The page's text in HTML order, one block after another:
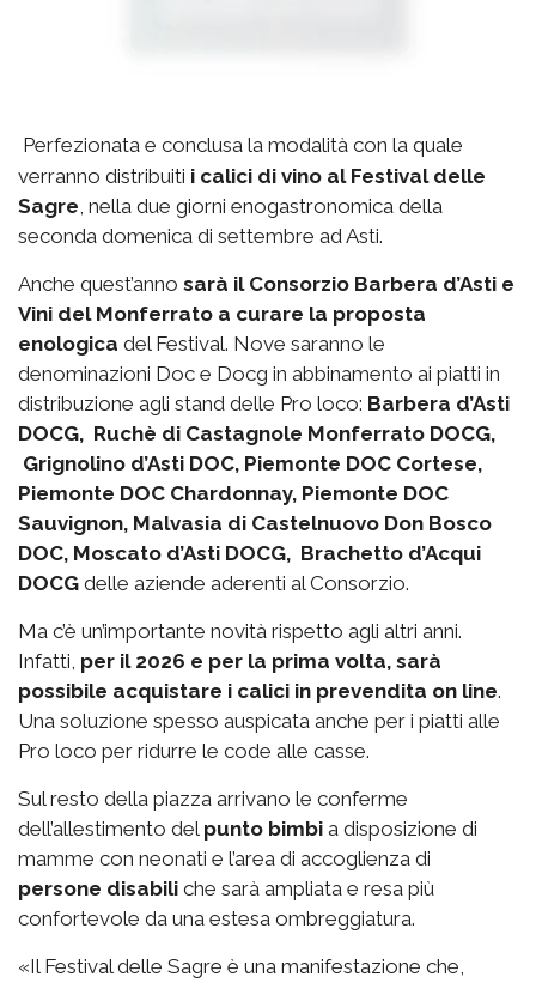
Perfezionata e conclusa la modalità con la quale
verranno distribuiti i calici di vino al Festival delle
Sagre, nella due giorni enogastronomica della
seconda domenica di settembre ad Asti.
Anche quest’anno sarà il Consorzio Barbera d’Asti e
Vini del Monferrato a curare la proposta
enologica del Festival. Nove saranno le
denominazioni Doc e Docg in abbinamento ai piatti in
distribuzione agli stand delle Pro loco: Barbera d’Asti
DOCG, Ruchè di Castagnole Monferrato DOCG,
Grignolino d’Asti DOC, Piemonte DOC Cortese,
Piemonte DOC Chardonnay, Piemonte DOC
Sauvignon, Malvasia di Castelnuovo Don Bosco
DOC, Moscato d’Asti DOCG, Brachetto d’Acqui
DOCG delle aziende aderenti al Consorzio.
Ma c’è un’importante novità rispetto agli altri anni.
Infatti, per il 2026 e per la prima volta, sarà
possibile acquistare i calici in prevendita on line.
Una soluzione spesso auspicata anche per i piatti alle
Pro loco per ridurre le code alle casse.
Sul resto della piazza arrivano le conferme
dell’allestimento del punto bimbi a disposizione di
mamme con neonati e l’area di accoglienza di
persone disabili che sarà ampliata e resa più
confortevole da una estesa ombreggiatura.
«Il Festival delle Sagre è una manifestazione che,